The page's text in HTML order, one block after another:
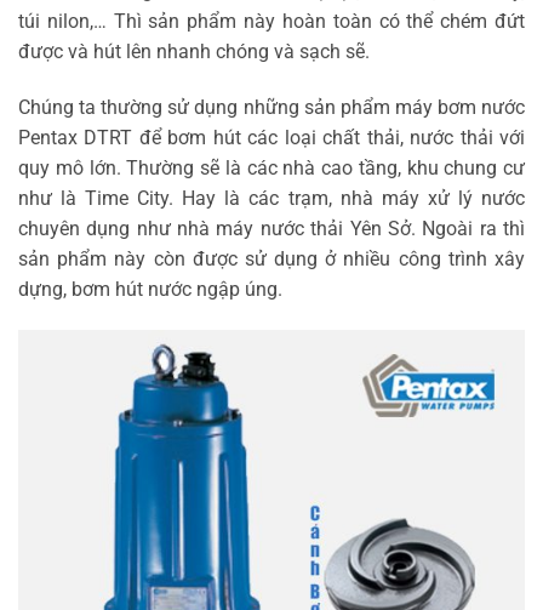
túi nilon,… Thì sản phẩm này hoàn toàn có thể chém đứt
được và hút lên nhanh chóng và sạch sẽ.
Chúng ta thường sử dụng những sản phẩm máy bơm nước
Pentax DTRT để bơm hút các loại chất thải, nước thải với
quy mô lớn. Thường sẽ là các nhà cao tầng, khu chung cư
như là Time City. Hay là các trạm, nhà máy xử lý nước
chuyên dụng như nhà máy nước thải Yên Sở. Ngoài ra thì
sản phẩm này còn được sử dụng ở nhiều công trình xây
dựng, bơm hút nước ngập úng.